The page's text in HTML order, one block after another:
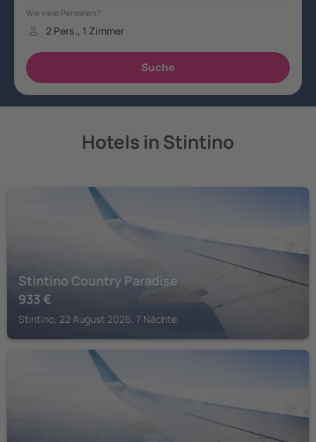
Hotels in Stintino
Stintino Country Paradise
933 €
Stintino, 22 August 2026, 7 Nächte